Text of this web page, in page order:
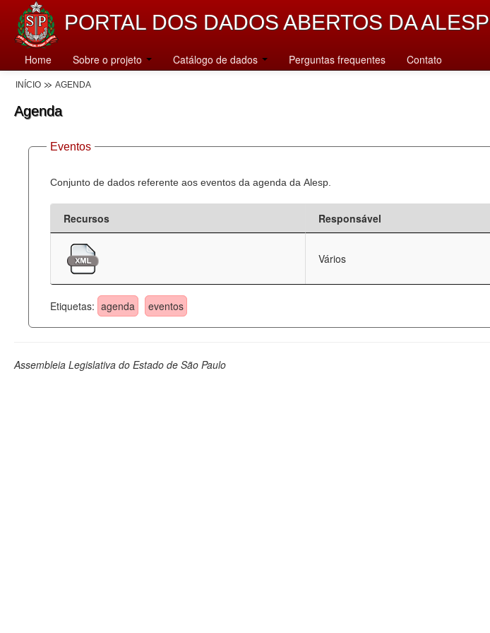
PORTAL DOS DADOS ABERTOS DA ALESP
Home Sobre o projeto Catálogo de dados Perguntas frequentes Contato
INÍCIO AGENDA
Agenda
Eventos
Conjunto de dados referente aos eventos da agenda da Alesp.
Recursos Responsável
Vários
Etiquetas: agenda eventos
Assembleia Legislativa do Estado de São Paulo